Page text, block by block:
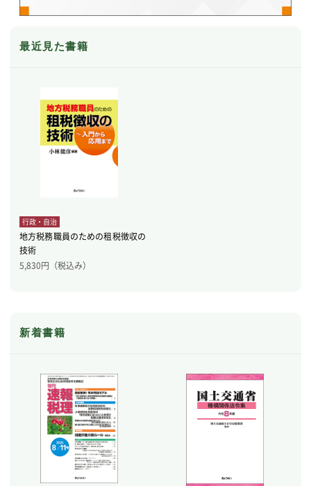
最近見た書籍
行政・自治
地方税務職員のための租税徴収の
技術
5,830円（税込み）
新着書籍